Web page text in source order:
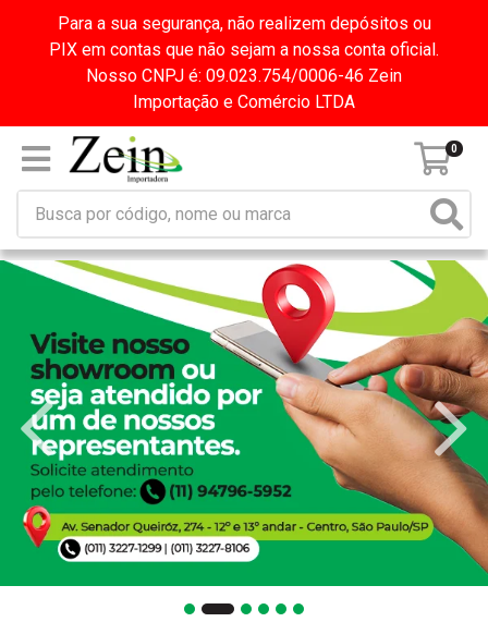
Para a sua segurança, não realizem depósitos ou
PIX em contas que não sejam a nossa conta oficial.
Nosso CNPJ é: 09.023.754/0006-46 Zein
Importação e Comércio LTDA
0